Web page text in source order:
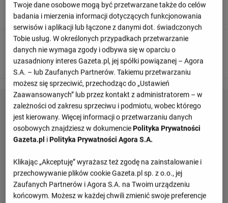
To już wszystko! Sędzia odgwizduje koniec meczu.
90
Ramires otrzymuje żółtą kartkę
Twoje dane osobowe mogą być przetwarzane także do celów
badania i mierzenia informacji dotyczących funkcjonowania
serwisów i aplikacji lub łączone z danymi dot. świadczonych
Tobie usług. W określonych przypadkach przetwarzanie
danych nie wymaga zgody i odbywa się w oparciu o
uzasadniony interes Gazeta.pl, jej spółki powiązanej – Agora
S.A. – lub Zaufanych Partnerów. Takiemu przetwarzaniu
możesz się sprzeciwić, przechodząc do „Ustawień
Zaawansowanych” lub przez kontakt z administratorem – w
zależności od zakresu sprzeciwu i podmiotu, wobec którego
jest kierowany. Więcej informacji o przetwarzaniu danych
osobowych znajdziesz w dokumencie Polityka Prywatności
Gazeta.pl i Polityka Prywatności Agora S.A.
Klikając „Akceptuję” wyrażasz też zgodę na zainstalowanie i
przechowywanie plików cookie Gazeta.pl sp. z o.o., jej
Zaufanych Partnerów i Agora S.A. na Twoim urządzeniu
końcowym. Możesz w każdej chwili zmienić swoje preferencje